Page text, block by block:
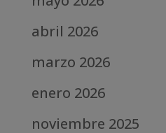
abril 2026
marzo 2026
enero 2026
noviembre 2025